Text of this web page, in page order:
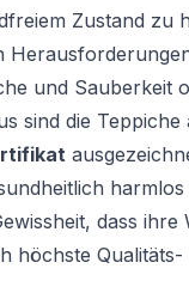
Zustand zu
und Sauberkeit
sind die Teppiche
dass
höchste Qualitäts-